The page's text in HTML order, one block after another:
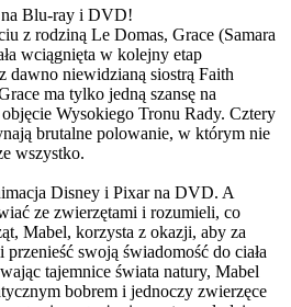
na Blu-ray i DVD!
z rodziną Le Domas, Grace (Samara
wciągnięta w kolejny etap
dawno niewidzianą siostrą Faith
ma tylko jedną szansę na
Wysokiego Tronu Rady. Cztery
brutalne polowanie, w którym nie
wszystko.
Disney i Pixar na DVD. A
ze zwierzętami i rozumieli, co
Mabel, korzysta z okazji, aby za
swoją świadomość do ciała
tajemnice świata natury, Mabel
bobrem i jednoczy zwierzęce